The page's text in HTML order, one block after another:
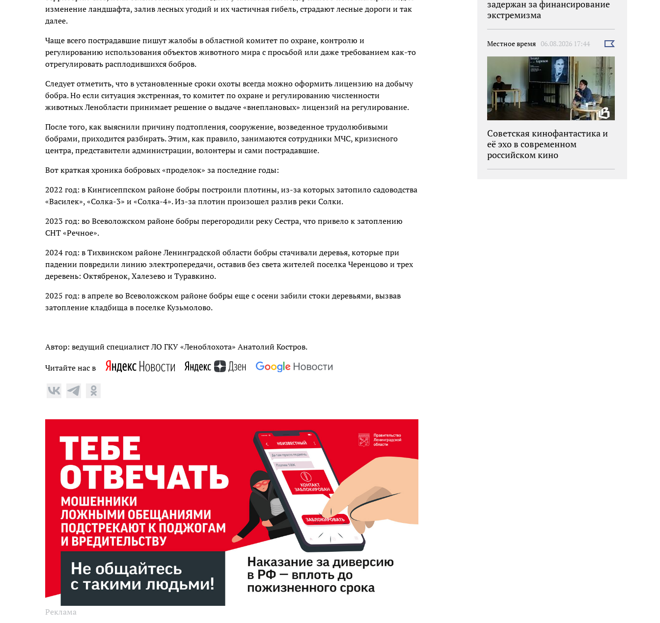
изменение ландшафта, залив лесных угодий и их частичная гибель, страдают лесные дороги и так
далее.
Чаще всего пострадавшие пишут жалобы в областной комитет по охране, контролю и
регулированию использования объектов животного мира с просьбой или даже требованием как-то
отрегулировать расплодившихся бобров.
Следует отметить, что в установленные сроки охоты всегда можно оформить лицензию на добычу
бобра. Но если ситуация экстренная, то комитет по охране и регулированию численности
животных Ленобласти принимает решение о выдаче «внеплановых» лицензий на регулирование.
После того, как выяснили причину подтопления, сооружение, возведенное трудолюбивыми
бобрами, приходится разбирать. Этим, как правило, занимаются сотрудники МЧС, кризисного
центра, представители администрации, волонтеры и сами пострадавшие.
Вот краткая хроника бобровых «проделок» за последние годы:
2022 год: в Кингисеппском районе бобры построили плотины, из-за которых затопило садоводства
«Василек», «Солка-3» и «Солка-4». Из-за плотин произошел разлив реки Солки.
2023 год: во Всеволожском районе бобры перегородили реку Сестра, что привело к затоплению
СНТ «Речное».
2024 год: в Тихвинском районе Ленинградской области бобры стачивали деревья, которые при
падении повредили линию электропередачи, оставив без света жителей поселка Черенцово и трех
деревень: Октябренок, Халезево и Туравкино.
2025 год: в апреле во Всеволожском районе бобры еще с осени забили стоки деревьями, вызвав
затопление кладбища в поселке Кузьмолово.
Автор: ведущий специалист ЛО ГКУ «Леноблохота» Анатолий Костров.
Читайте нас в
Реклама
задержан за финансирование
экстремизма
Местное время 06.08.2026 17:44
Выбрать
Советская кинофантастика и
её эхо в современном
российском кино